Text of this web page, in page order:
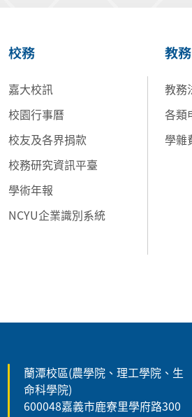
校務
嘉大校訊
校園行事曆
校友及各界捐款
校務研究資訊平臺
學術年報
NCYU企業識別系統
教務
教務
各類
學雜
蘭潭校區(農學院、理工學院、生
命科學院)
600048嘉義市鹿寮里學府路300